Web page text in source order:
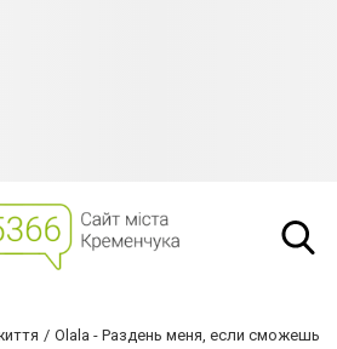
Olala - Раздень меня, если сможешь